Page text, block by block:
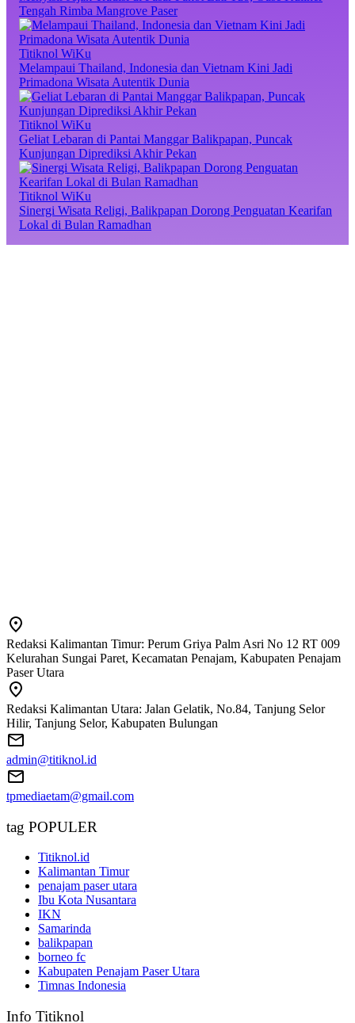
Tengah Rimba Mangrove Paser
Titiknol WiKu
Melampaui Thailand, Indonesia dan Vietnam Kini Jadi
Primadona Wisata Autentik Dunia
Titiknol WiKu
Geliat Lebaran di Pantai Manggar Balikpapan, Puncak
Kunjungan Diprediksi Akhir Pekan
Titiknol WiKu
Sinergi Wisata Religi, Balikpapan Dorong Penguatan Kearifan
Lokal di Bulan Ramadhan
Redaksi Kalimantan Timur: Perum Griya Palm Asri No 12 RT 009
Kelurahan Sungai Paret, Kecamatan Penajam, Kabupaten Penajam
Paser Utara
Redaksi Kalimantan Utara: Jalan Gelatik, No.84, Tanjung Selor
Hilir, Tanjung Selor, Kabupaten Bulungan
admin@titiknol.id
tpmediaetam@gmail.com
tag POPULER
Titiknol.id
Kalimantan Timur
penajam paser utara
Ibu Kota Nusantara
IKN
Samarinda
balikpapan
borneo fc
Kabupaten Penajam Paser Utara
Timnas Indonesia
Info Titiknol